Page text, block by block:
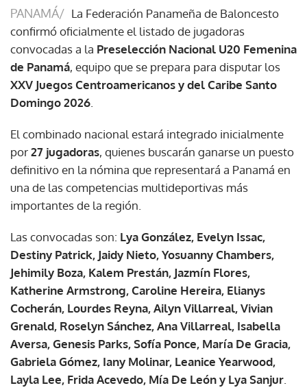
PANAMÁ/ La Federación Panameña de Baloncesto
confirmó oficialmente el listado de jugadoras
convocadas a la Preselección Nacional U20 Femenina
de Panamá, equipo que se prepara para disputar los
XXV Juegos Centroamericanos y del Caribe Santo
Domingo 2026
El combinado nacional estará integrado inicialmente
por27 jugadoras, quienes buscarán ganarse un puesto
definitivo en la nómina que representará a Panamá en
una de las competencias multideportivas más
importantes de la región.
Las convocadas son: Lya González, Evelyn Issac,
Destiny Patrick, Jaidy Nieto, Yosuanny Chambers,
Jehimily Boza, Kalem Prestán, Jazmín Flores,
Katherine Armstrong, Caroline Hereira, Elianys
Cocherán, Lourdes Reyna, Ailyn Villarreal, Vivian
Grenald, Roselyn Sánchez, Ana Villarreal, Isabella
Aversa, Genesis Parks, Sofía Ponce, María De Gracia,
Gabriela Gómez, Iany Molinar, Leanice Yearwood,
Layla Lee, Frida Acevedo, Mía De León y Lya Sanjur